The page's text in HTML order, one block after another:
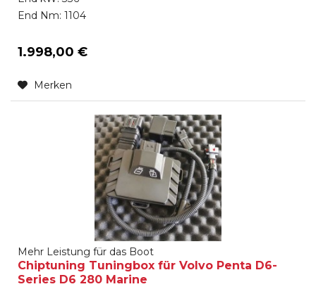
End Nm: 1104
1.998,00 €
Merken
Mehr Leistung für das Boot
Chiptuning Tuningbox für Volvo Penta D6-
Series D6 280 Marine